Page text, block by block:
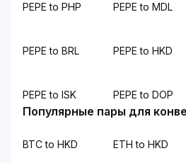
PEPE to PHP PEPE to MDL
PEPE to BRL PEPE to HKD
PEPE to ISK PEPE to DOP
Популярные пары для
BTC to HKD ETH to HKD